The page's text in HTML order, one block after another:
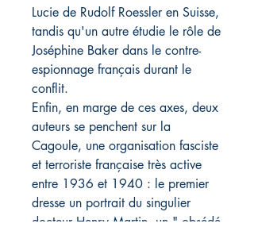
Lucie de Rudolf Roessler en Suisse,
tandis qu'un autre étudie le rôle de
Joséphine Baker dans le contre-
espionnage français durant le
conflit.
Enfin, en marge de ces axes, deux
auteurs se penchent sur la
Cagoule, une organisation fasciste
et terroriste française très active
entre 1936 et 1940 : le premier
dresse un portrait du singulier
docteur Henry Martin, un " obsédé